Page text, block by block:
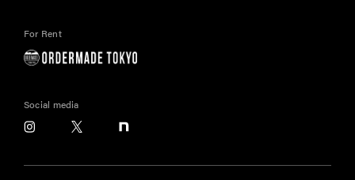
For Rent
Social media